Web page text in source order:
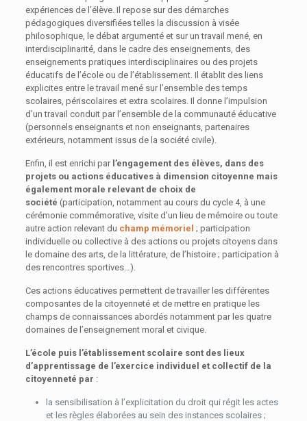
expériences de l’élève. Il repose sur des démarches
pédagogiques diversifiées telles la discussion à visée
philosophique, le débat argumenté et sur un travail mené, en
interdisciplinarité, dans le cadre des enseignements, des
enseignements pratiques interdisciplinaires ou des projets
éducatifs de l’école ou de l’établissement. Il établit des liens
explicites entre le travail mené sur l’ensemble des temps
scolaires, périscolaires et extra scolaires. Il donne l’impulsion
d’un travail conduit par l’ensemble de la communauté éducative
(personnels enseignants et non enseignants, partenaires
extérieurs, notamment issus de la société civile).
Enfin, il est enrichi par l’engagement des élèves, dans des
projets ou actions éducatives à dimension citoyenne mais
également morale relevant de choix de
société (participation, notamment au cours du cycle 4, à une
cérémonie commémorative, visite d’un lieu de mémoire ou toute
autre action relevant du champ mémoriel ; participation
individuelle ou collective à des actions ou projets citoyens dans
le domaine des arts, de la littérature, de l’histoire ; participation à
des rencontres sportives…).
Ces actions éducatives permettent de travailler les différentes
composantes de la citoyenneté et de mettre en pratique les
champs de connaissances abordés notamment par les quatre
domaines de l’enseignement moral et civique.
L’école puis l’établissement scolaire sont des lieux
d’apprentissage de l’exercice individuel et collectif de la
citoyenneté par :
la sensibilisation à l’explicitation du droit qui régit les actes
et les règles élaborées au sein des instances scolaires ;